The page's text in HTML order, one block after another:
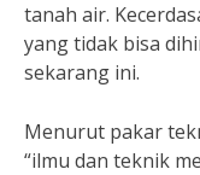
tanah air.
yang tidak bisa
sekarang ini.
Menurut pakar
“ilmu dan teknik